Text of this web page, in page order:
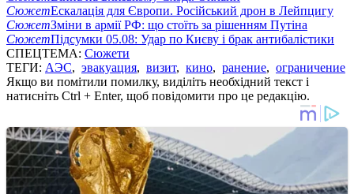
СюжетЕскалація для Європи. Російський дрон в Лейпцигу
СюжетЗміни в армії РФ: що стоїть за рішенням Путіна
СюжетПідсумки 05.08: Удар по Києву і брак антибалістики
СПЕЦТЕМА: Сюжети
ТЕГИ: АЭС, эвакуация, визит, кино, ранение, ограничение
Якщо ви помітили помилку, виділіть необхідний текст і
натисніть Ctrl + Enter, щоб повідомити про це редакцію.